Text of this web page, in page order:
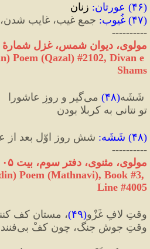
(۴۶) عورتان: زنان
(۴۷) غُیوب: جمع غیب، غایب شدن،
----------
مولوی، دیوان شمس، غزل شمارهٔ ۲۱۰۲
Poem (Qazal) #2102, Divan e
Shams
شَشَه(۴۸) می‌گیر و روزِ عاشورا
تو نتانی به کربلا بودن
(۴۸) شَشَه: شش روز اوّل بعد از
----------
مولوی، مثنوی، دفتر سوم، بیت ۴۰۰۵
Poem (Mathnavi), Book #3,
Line #4005
وقتِ لافِ غَزْو(۴۹)، مستان کف
وقتِ جوش‌ جنگ‌، چون کفْ بی‌فنند